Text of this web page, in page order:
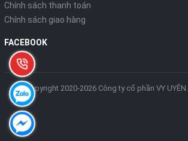
Chính sách thanh toán
Chính sách giao hàng
FACEBOOK
© Copyright 2020-2026 Công ty cổ phần VY UYÊN.